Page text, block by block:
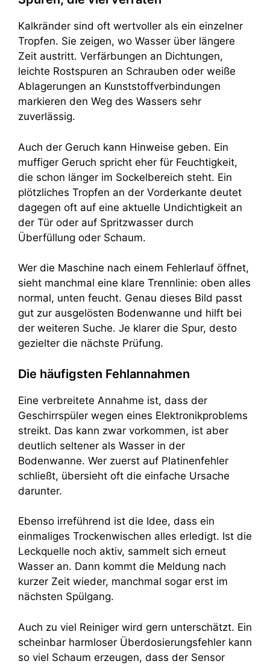
Kalkränder sind oft wertvoller als ein einzelner
Tropfen. Sie zeigen, wo Wasser über längere
Zeit austritt. Verfärbungen an Dichtungen,
leichte Rostspuren an Schrauben oder weiße
Ablagerungen an Kunststoffverbindungen
markieren den Weg des Wassers sehr
zuverlässig.
Auch der Geruch kann Hinweise geben. Ein
muffiger Geruch spricht eher für Feuchtigkeit,
die schon länger im Sockelbereich steht. Ein
plötzliches Tropfen an der Vorderkante deutet
dagegen oft auf eine aktuelle Undichtigkeit an
der Tür oder auf Spritzwasser durch
Überfüllung oder Schaum.
Wer die Maschine nach einem Fehlerlauf öffnet,
sieht manchmal eine klare Trennlinie: oben alles
normal, unten feucht. Genau dieses Bild passt
gut zur ausgelösten Bodenwanne und hilft bei
der weiteren Suche. Je klarer die Spur, desto
gezielter die nächste Prüfung.
Die häufigsten Fehlannahmen
Eine verbreitete Annahme ist, dass der
Geschirrspüler wegen eines Elektronikproblems
streikt. Das kann zwar vorkommen, ist aber
deutlich seltener als Wasser in der
Bodenwanne. Wer zuerst auf Platinenfehler
schließt, übersieht oft die einfache Ursache
darunter.
Ebenso irreführend ist die Idee, dass ein
einmaliges Trockenwischen alles erledigt. Ist die
Leckquelle noch aktiv, sammelt sich erneut
Wasser an. Dann kommt die Meldung nach
kurzer Zeit wieder, manchmal sogar erst im
nächsten Spülgang.
Auch zu viel Reiniger wird gern unterschätzt. Ein
scheinbar harmloser Überdosierungsfehler kann
so viel Schaum erzeugen, dass der Sensor